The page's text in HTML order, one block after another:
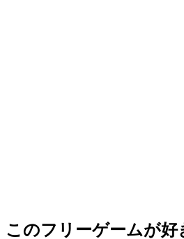
このフリーゲームが好